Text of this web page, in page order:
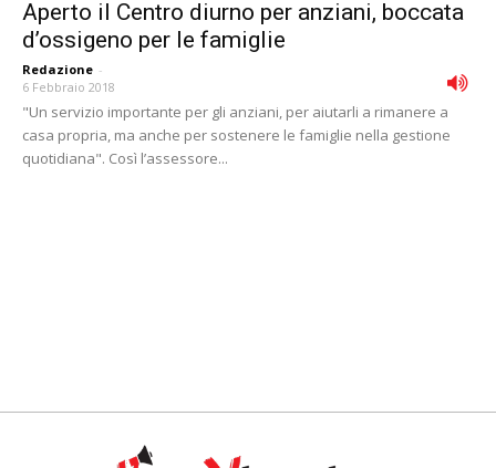
Aperto il Centro diurno per anziani, boccata
d’ossigeno per le famiglie
Redazione -
6 Febbraio 2018
"Un servizio importante per gli anziani, per aiutarli a rimanere a
casa propria, ma anche per sostenere le famiglie nella gestione
quotidiana". Così l’assessore...